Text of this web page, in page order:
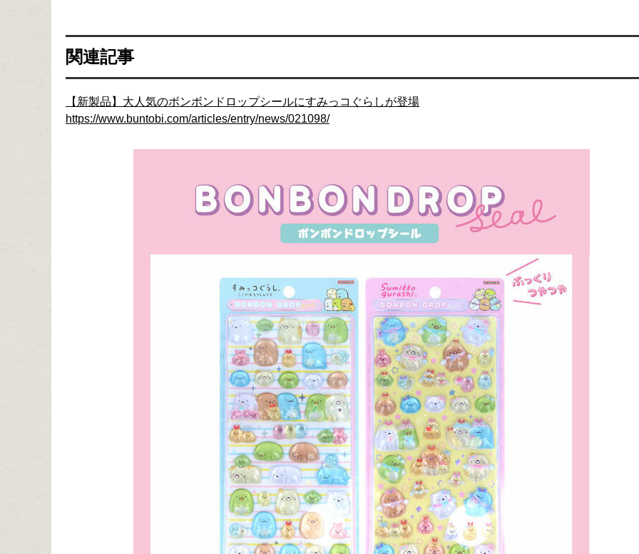
関連記事
【新製品】大人気のボンボンドロップシールにすみっコぐらしが登場
https://www.buntobi.com/articles/entry/news/021098/